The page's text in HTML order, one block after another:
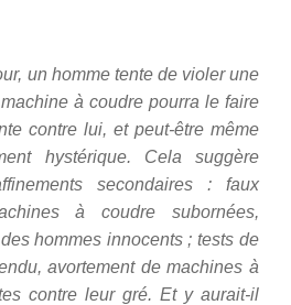
un homme tente de violer une
à coudre pourra le faire
contre lui, et peut-être même
hystérique. Cela suggère
secondaires : faux
à coudre subornées,
hommes innocents ; tests de
avortement de machines à
contre leur gré. Et y aurait-il